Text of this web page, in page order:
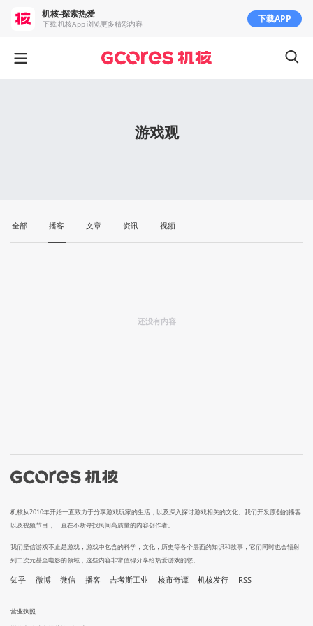
游戏观
全部 播客 文章 资讯 视频
还没有内容
机核从2010年开始一直致力于分享游戏玩家的生活，以及深入探讨游戏相关的文化。我们开发原创的播客
以及视频节目，一直在不断寻找民间高质量的内容创作者。
我们坚信游戏不止是游戏，游戏中包含的科学，文化，历史等各个层面的知识和故事，它们同时也会辐射
到二次元甚至电影的领域，这些内容非常值得分享给热爱游戏的您。
知乎 微博 微信 播客 吉考斯工业 核市奇谭 机核发行 RSS
营业执照
机核-探索热爱
下载 机核App 浏览更多精彩内容 下载APP